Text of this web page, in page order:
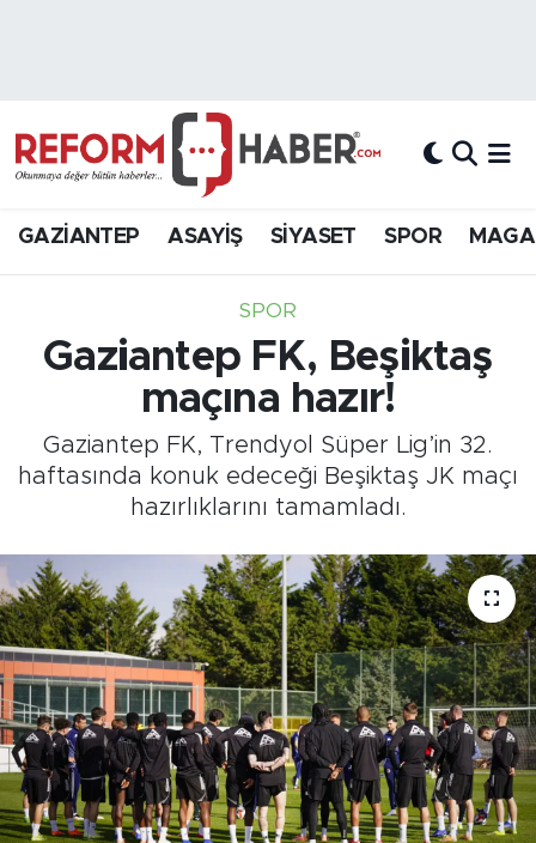
GAZİANTEP ASAYİŞ SİYASET SPOR
SPOR
Gaziantep FK, Beşiktaş
maçına hazır!
Gaziantep FK, Trendyol Süper Lig’in 32.
haftasında konuk edeceği Beşiktaş JK maçı
hazırlıklarını tamamladı.
Hava Durumu
Süper Lig Puan Durumu ve Fikstür
Tüm Manşetler
Son Dakika Haberleri
Haber Arşivi